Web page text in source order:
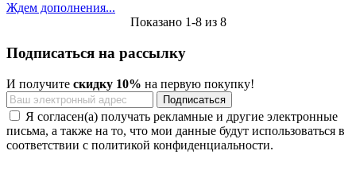
Ждем дополнения...
Показано 1-8 из 8
Подписаться на рассылку
И получите скидку 10% на первую покупку!
Я согласен(а) получать рекламные и другие электронные
письма, а также на то, что мои данные будут использоваться в
соответствии с политикой конфиденциальности.